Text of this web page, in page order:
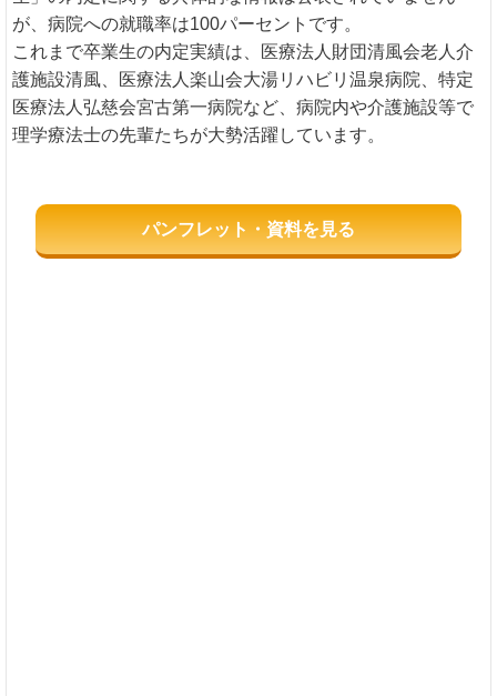
が、病院への就職率は100パーセントです。
これまで卒業生の内定実績は、医療法人財団清風会老人介
護施設清風、医療法人楽山会大湯リハビリ温泉病院、特定
医療法人弘慈会宮古第一病院など、病院内や介護施設等で
理学療法士の先輩たちが大勢活躍しています。
パンフレット・資料を見る